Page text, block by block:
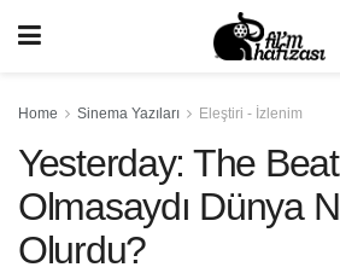
Home Sinema Yazıları Eleştiri - İzlenim
Yesterday: The
Olmasaydı Dünya
Olurdu?